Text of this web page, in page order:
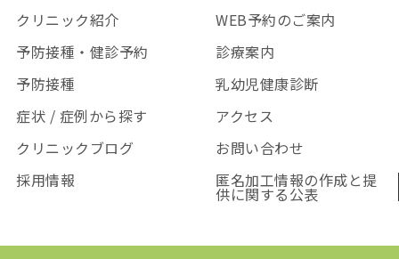
クリニック紹介
WEB予約のご案内
予防接種・健診予約
診療案内
予防接種
乳幼児健康診断
症状 / 症例から探す
アクセス
クリニックブログ
お問い合わせ
採用情報
匿名加工情報の作成と提
供に関する公表